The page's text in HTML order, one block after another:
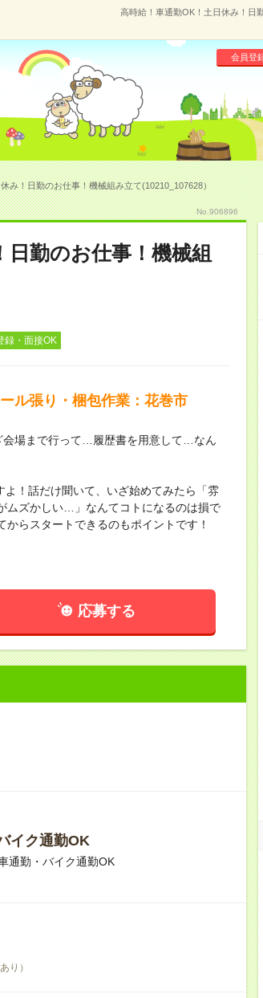
高時給！車通勤OK！土日休み！日
会員登
み！日勤のお仕事！機械組み立て(10210_107628）
No.906896
日勤のお仕事！機械組
録・面接OK
ル張り・梱包作業：花巻市
会場まで行って…履歴書を用意して…なん
よ！話だけ聞いて、いざ始めてみたら「雰
ムズかしい…」なんてコトになるのは損で
らスタートできるのもポイントです！
応募する
イク通勤OK
勤・バイク通勤OK
り）